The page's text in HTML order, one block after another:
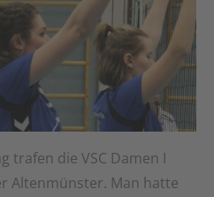
trafen die VSC Damen I
Altenmünster. Man hatte